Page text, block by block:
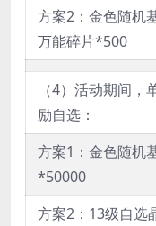
方案2：金色随机
万能碎片*500
（4）活动期间
励自选：
方案1：金色随机
*50000
方案2：13级自选